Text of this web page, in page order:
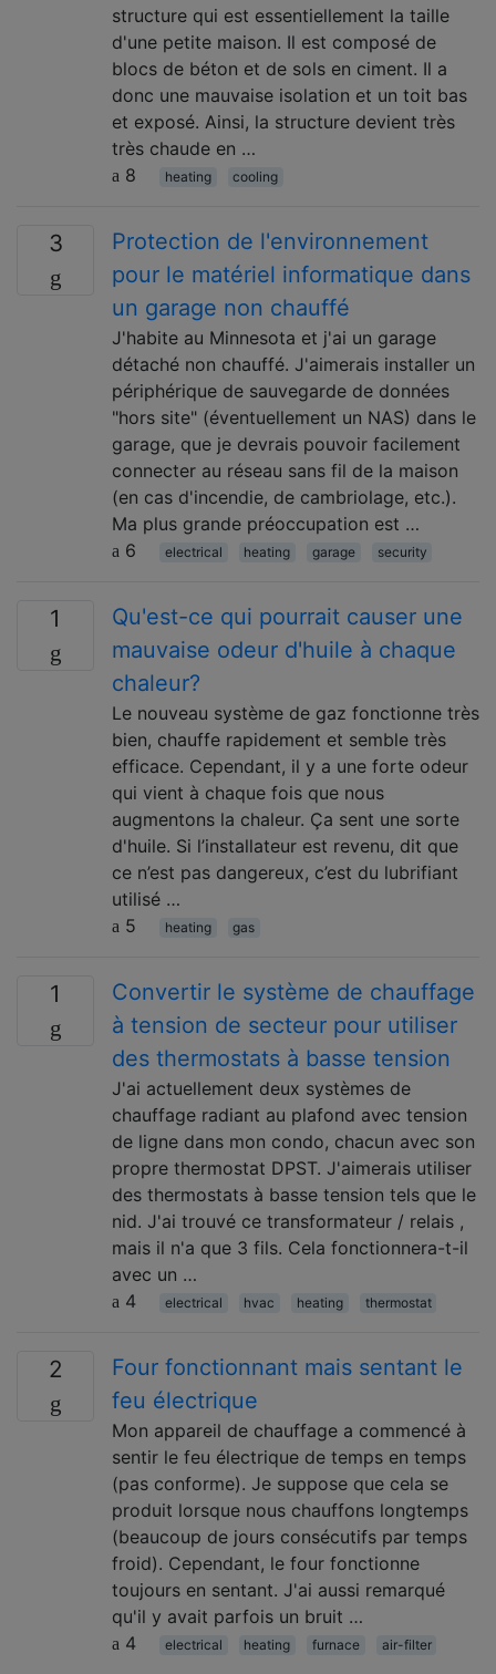
structure qui est essentiellement la taille
d'une petite maison. Il est composé de
blocs de béton et de sols en ciment. Il a
donc une mauvaise isolation et un toit bas
et exposé. Ainsi, la structure devient très
très chaude en …
8
heating cooling
3
Protection de l'environnement
pour le matériel informatique dans
un garage non chauffé
J'habite au Minnesota et j'ai un garage
détaché non chauffé. J'aimerais installer un
périphérique de sauvegarde de données
"hors site" (éventuellement un NAS) dans le
garage, que je devrais pouvoir facilement
connecter au réseau sans fil de la maison
(en cas d'incendie, de cambriolage, etc.).
Ma plus grande préoccupation est …
6
electrical heating garage security
1
Qu'est-ce qui pourrait causer une
mauvaise odeur d'huile à chaque
chaleur?
Le nouveau système de gaz fonctionne très
bien, chauffe rapidement et semble très
efficace. Cependant, il y a une forte odeur
qui vient à chaque fois que nous
augmentons la chaleur. Ça sent une sorte
d'huile. Si l’installateur est revenu, dit que
ce n’est pas dangereux, c’est du lubrifiant
utilisé …
5
heating gas
1
Convertir le système de chauffage
à tension de secteur pour utiliser
des thermostats à basse tension
J'ai actuellement deux systèmes de
chauffage radiant au plafond avec tension
de ligne dans mon condo, chacun avec son
propre thermostat DPST. J'aimerais utiliser
des thermostats à basse tension tels que le
nid. J'ai trouvé ce transformateur / relais ,
mais il n'a que 3 fils. Cela fonctionnera-t-il
avec un …
4
electrical hvac heating thermostat
2
Four fonctionnant mais sentant le
feu électrique
Mon appareil de chauffage a commencé à
sentir le feu électrique de temps en temps
(pas conforme). Je suppose que cela se
produit lorsque nous chauffons longtemps
(beaucoup de jours consécutifs par temps
froid). Cependant, le four fonctionne
toujours en sentant. J'ai aussi remarqué
qu'il y avait parfois un bruit …
4
electrical heating furnace air-filter